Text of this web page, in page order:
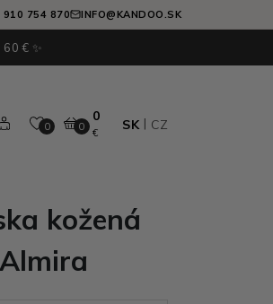
910 754 870 INFO@KANDOO.SK
60 € ✨
0 0
0
€
SK CZ
kožená